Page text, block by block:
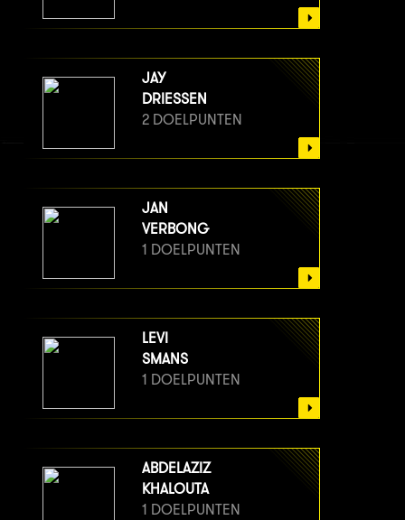
JAY
DRIESSEN
2 DOELPUNTEN
JAN
VERBONG
1 DOELPUNTEN
LEVI
SMANS
1 DOELPUNTEN
ABDELAZIZ
KHALOUTA
1 DOELPUNTEN